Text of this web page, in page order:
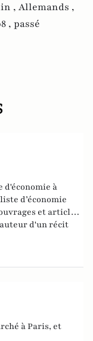
, Allemands ,
, passé
d'économie à
d’économie
et articles
d'un récit
J.M. Keynes
à Paris, et